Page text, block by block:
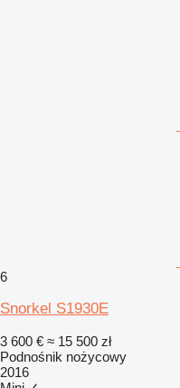
6
Snorkel S1930E
3 600 € ≈ 15 500 zł
Podnośnik nożycowy
2016